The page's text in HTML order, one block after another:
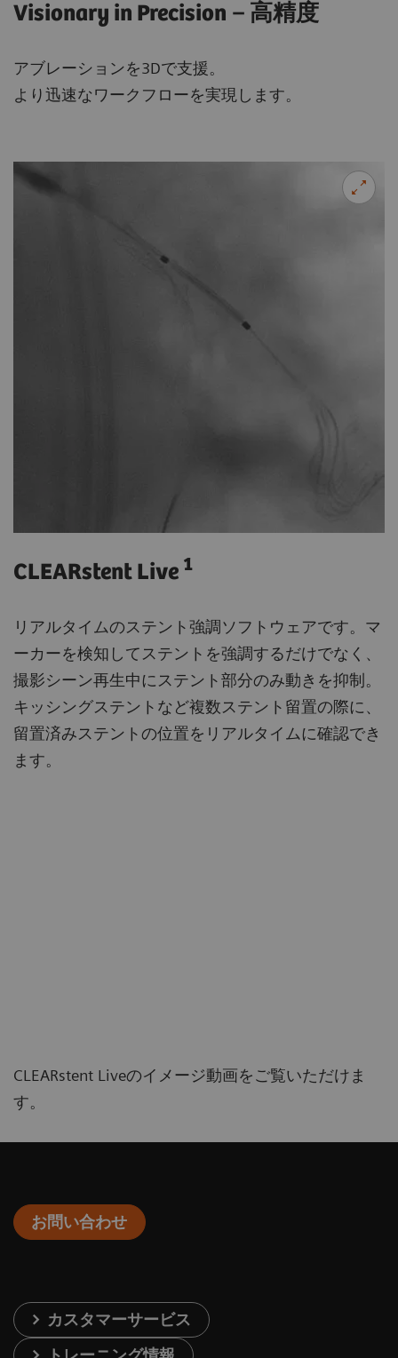
Visionary in Precision－高精度
アブレーションを3Dで支援。
より迅速なワークフローを実現します。
CLEARstent Live 1
リアルタイムのステント強調ソフトウェアです。マ
ーカーを検知してステントを強調するだけでなく、
撮影シーン再生中にステント部分のみ動きを抑制。
キッシングステントなど複数ステント留置の際に、
留置済みステントの位置をリアルタイムに確認でき
ます。
CLEARstent Liveのイメージ動画をご覧いただけま
す。
お問い合わせ
カスタマーサービス